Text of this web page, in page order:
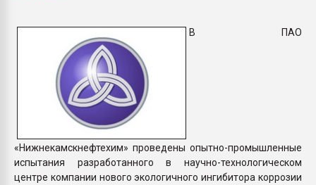
ПЕРЕЙТИ НА
В ПАО
«Нижнекамскнефтехим» проведены опытно-промышленные
испытания разработанного в научно-технологическом
центре компании нового экологичного ингибитора коррозии